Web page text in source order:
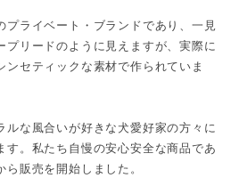
プライベート・ブランドであり、一見
プリードのように見えますが、実際に
ンセティックな素材で作られていま
ルな風合いが好きな犬愛好家の方々に
す。私たち自慢の安心安全な商品であ
販売を開始しました。